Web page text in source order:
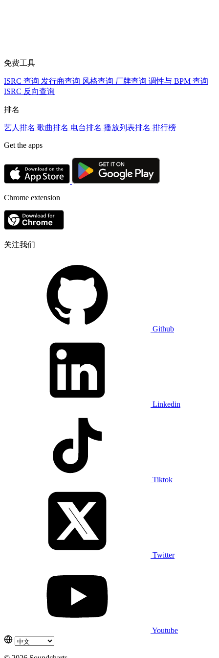
免费工具
ISRC 查询 发行商查询 风格查询 厂牌查询 调性与 BPM 查询
ISRC 反向查询
排名
艺人排名 歌曲排名 电台排名 播放列表排名 排行榜
Get the apps
Chrome extension
关注我们
Github
Linkedin
Tiktok
Twitter
Youtube